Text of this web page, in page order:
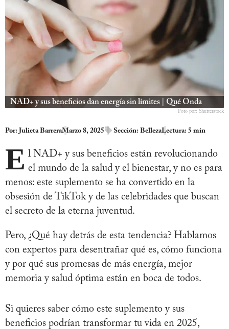
NAD+ y sus beneficios dan energía sin límites | Qué Onda
Foto por: Shutterstock
Por: Julieta BarreraMarzo 8, 2025 Sección: BellezaLectura: 5 min
E l NAD+ y sus beneficios están revolucionando
el mundo de la salud y el bienestar, y no es para
menos: este suplemento se ha convertido en la
obsesión de TikTok y de las celebridades que buscan
el secreto de la eterna juventud.
Pero, ¿Qué hay detrás de esta tendencia? Hablamos
con expertos para desentrañar qué es, cómo funciona
y por qué sus promesas de más energía, mejor
memoria y salud óptima están en boca de todos.
Si quieres saber cómo este suplemento y sus
beneficios podrían transformar tu vida en 2025,